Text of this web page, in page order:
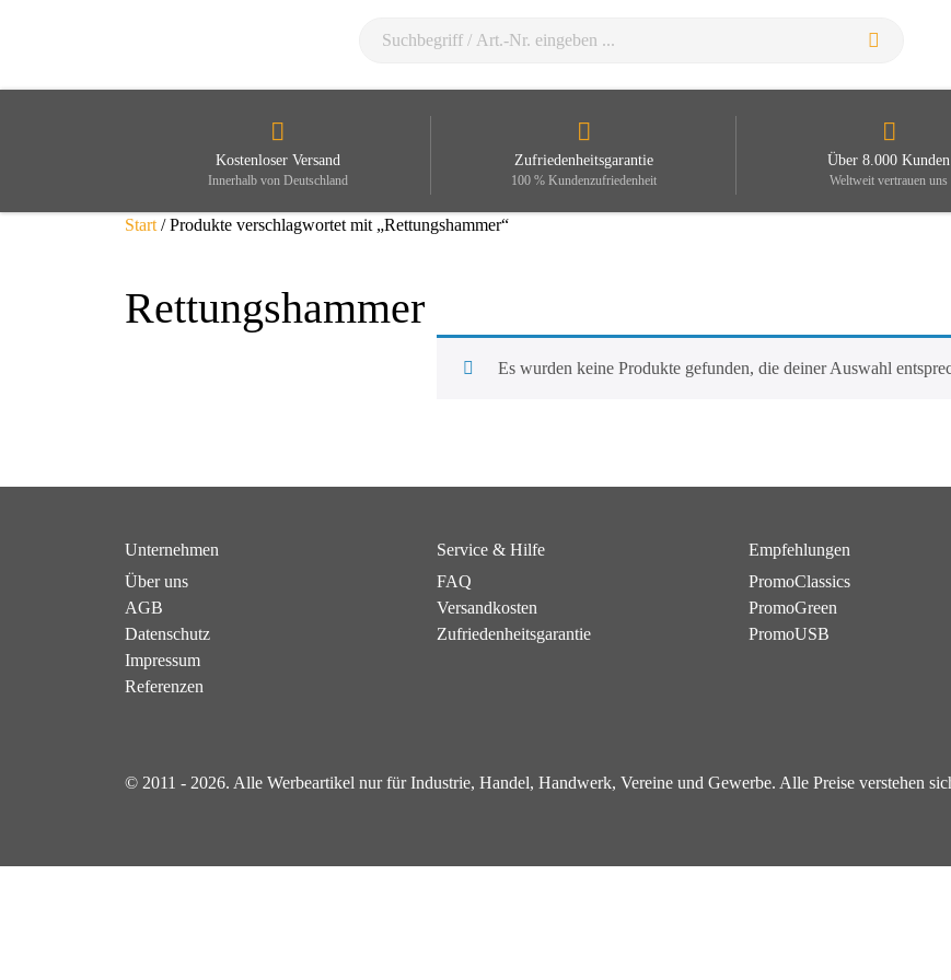
Kostenloser Versand
Innerhalb von Deutschland
Zufriedenheitsgarantie
100 % Kundenzufriedenheit
Über 8.000 Kunden
Weltweit vertrauen uns
Start / Produkte verschlagwortet mit „Rettungshammer“
Rettungshammer
Es wurden keine Produkte gefunden, die deiner Auswahl
Unternehmen
Über uns
AGB
Datenschutz
Impressum
Referenzen
Service & Hilfe
FAQ
Versandkosten
Zufriedenheitsgarantie
Empfehlungen
PromoClassics
PromoGreen
PromoUSB
© 2011 - 2026. Alle Werbeartikel nur für Industrie, Handel, Handwerk, Vereine und Gewerbe. Alle Preise verstehen